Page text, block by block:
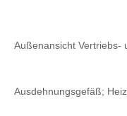
Außenansicht Vertriebs-
Ausdehnungsgefäß;